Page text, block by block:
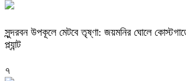
সুন্দরবন উপকূলে মেটবে তৃষ্ণা: জয়মনির ঘোলে
প্ল্যান্ট
৭